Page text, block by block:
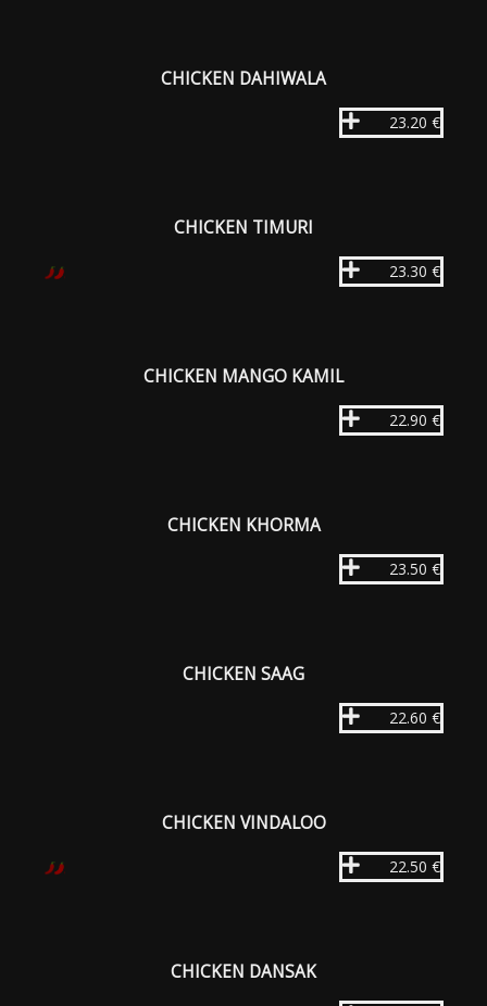
CHICKEN DAHIWALA
23.20 €
CHICKEN TIMURI
23.30 €
CHICKEN MANGO KAMIL
22.90 €
CHICKEN KHORMA
23.50 €
CHICKEN SAAG
22.60 €
CHICKEN VINDALOO
22.50 €
CHICKEN DANSAK